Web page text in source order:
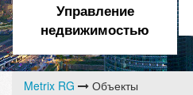
Управление
недвижимостью
Metrix RG Объекты